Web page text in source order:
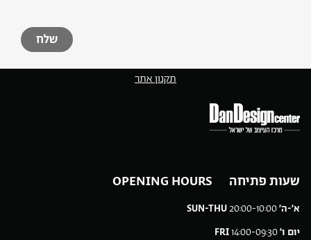
תקנון אתר
שעות פתיחה OPENING HOURS
א׳-ה׳20:00-10:00
SUN-THU
יום ו׳14:00-09:30
FRI